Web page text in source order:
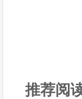
推荐阅